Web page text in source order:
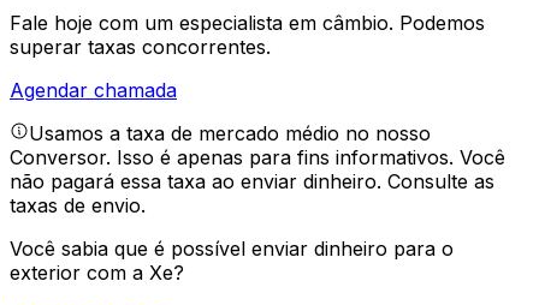
Fale hoje com um especialista em câmbio. Podemos
superar taxas concorrentes.
Agendar chamada
Usamos a taxa de mercado médio no nosso
Conversor. Isso é apenas para fins informativos. Você
não pagará essa taxa ao enviar dinheiro. Consulte as
taxas de envio.
Você sabia que é possível enviar dinheiro para o
exterior com a Xe?